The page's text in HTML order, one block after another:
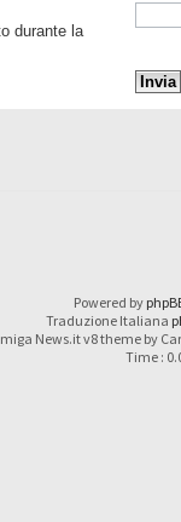
durante la
Powered by
Traduzione Italiana
News.it v8 theme by
Time :